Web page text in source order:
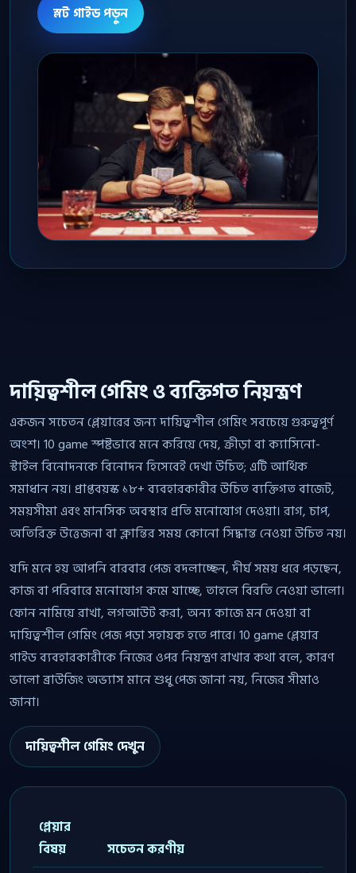
স্লট গাইড পড়ুন
দায়িত্বশীল গেমিং ও ব্যক্তিগত নিয়ন্ত্রণ
একজন সচেতন প্লেয়ারের জন্য দায়িত্বশীল গেমিং সবচেয়ে গুরুত্বপূর্ণ
অংশ। 10 game স্পষ্টভাবে মনে করিয়ে দেয়, ক্রীড়া বা ক্যাসিনো-
স্টাইল বিনোদনকে বিনোদন হিসেবেই দেখা উচিত; এটি আর্থিক
সমাধান নয়। প্রাপ্তবয়স্ক ১৮+ ব্যবহারকারীর উচিত ব্যক্তিগত বাজেট,
সময়সীমা এবং মানসিক অবস্থার প্রতি মনোযোগ দেওয়া। রাগ, চাপ,
অতিরিক্ত উত্তেজনা বা ক্লান্তির সময় কোনো সিদ্ধান্ত নেওয়া উচিত নয়।
যদি মনে হয় আপনি বারবার পেজ বদলাচ্ছেন, দীর্ঘ সময় ধরে পড়ছেন,
কাজ বা পরিবারে মনোযোগ কমে যাচ্ছে, তাহলে বিরতি নেওয়া ভালো।
ফোন নামিয়ে রাখা, লগআউট করা, অন্য কাজে মন দেওয়া বা
দায়িত্বশীল গেমিং পেজ পড়া সহায়ক হতে পারে। 10 game প্লেয়ার
গাইড ব্যবহারকারীকে নিজের ওপর নিয়ন্ত্রণ রাখার কথা বলে, কারণ
ভালো ব্রাউজিং অভ্যাস মানে শুধু পেজ জানা নয়, নিজের সীমাও
জানা।
দায়িত্বশীল গেমিং দেখুন
প্লেয়ার
বিষয়
সচেতন করণীয়